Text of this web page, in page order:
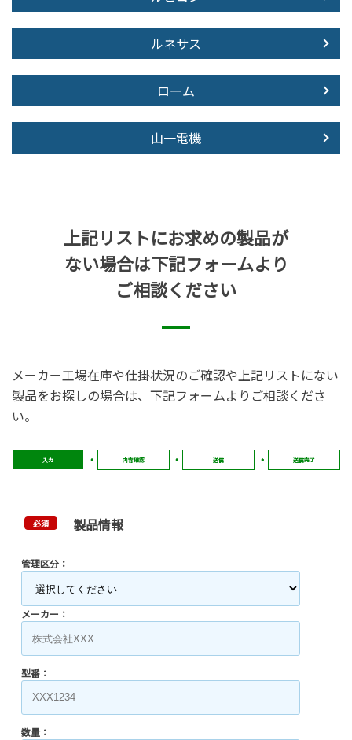
ルネサス
ローム
山一電機
上記リストにお求めの製品が
ない場合は下記フォームより
ご相談ください
メーカー工場在庫や仕掛状況のご確認や上記リストにない
製品をお探しの場合は、下記フォームよりご相談くださ
い。
入力 内容確認 送信 送信完了
必須 製品情報
管理区分：
メーカー：
型番：
数量：